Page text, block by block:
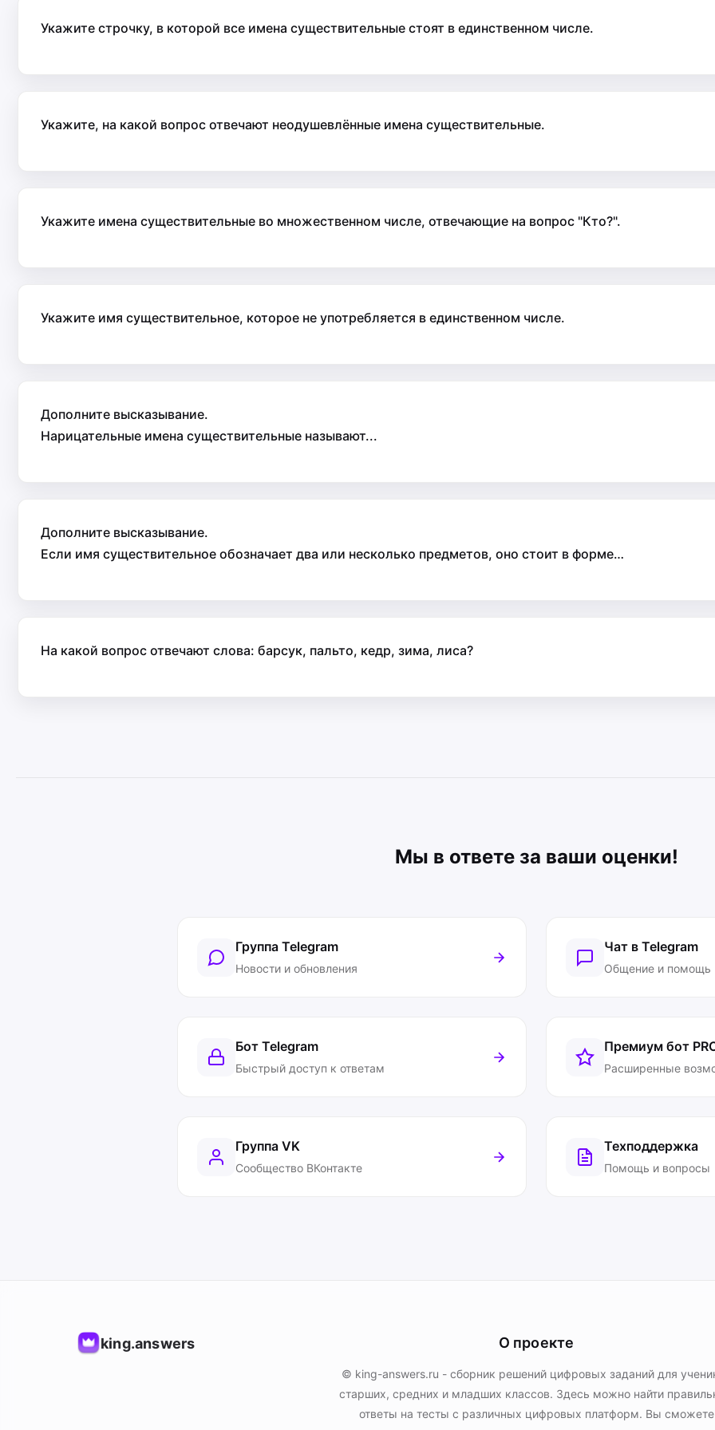
Укажите строчку, в которой все имена существительные стоят в единственном числе.
Укажите, на какой вопрос отвечают неодушевлённые имена существительные.
Укажите имена существительные во множественном числе, отвечающие на вопрос "Кто?".
Укажите имя существительное, которое не употребляется в единственном числе.
Дополните высказывание.
Нарицательные имена существительные называют...
Дополните высказывание.
Если имя существительное обозначает два или несколько предметов, оно стоит в форме…
На какой вопрос отвечают слова: барсук, пальто, кедр, зима, лиса?
Мы в ответе за ваши оценки!
Группа Telegram
Новости и обновления
Чат в Telegram
Общение и помощь
Бот Telegram
Быстрый доступ к ответам
Премиум бот
Расширенные
Группа VK
Сообщество ВКонтакте
Техподдержка
Помощь и вопросы
king.answers О проекте
© king-answers.ru - сборник решений цифровых заданий для
старших, средних и младших классов. Здесь можно найти
ответы на тесты с различных цифровых платформ. Вы сможете